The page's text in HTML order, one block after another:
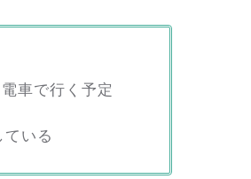
車で行く予定
いる